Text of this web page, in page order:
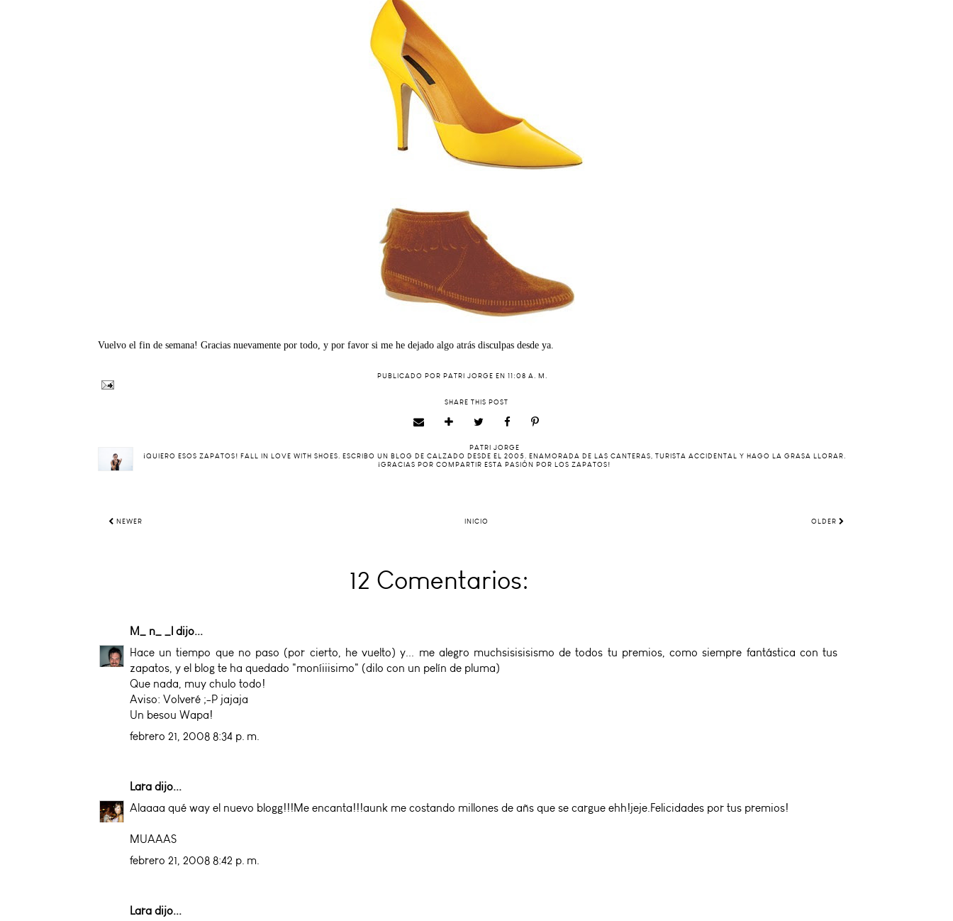
Vuelvo el fin de semana! Gracias nuevamente por todo, y por favor si me he dejado algo atrás disculpas desde ya.
PUBLICADO POR PATRI JORGE EN 11:08 A. M.
SHARE THIS POST
PATRI JORGE
¡QUIERO ESOS ZAPATOS! FALL IN LOVE WITH SHOES. ESCRIBO UN BLOG DE CALZADO DESDE EL 2005. ENAMORADA DE LAS CANTERAS, TURISTA ACCIDENTAL Y HAGO LA GRASA LLORAR.
¡GRACIAS POR COMPARTIR ESTA PASIÓN POR LOS ZAPATOS!
NEWER INICIO OLDER
12 Comentarios:
M_ n_ _l dijo...
Hace un tiempo que no paso (por cierto, he vuelto) y... me alegro muchsisisisismo de todos tu premios, como siempre fantástica con tus
zapatos, y el blog te ha quedado "moníiiisimo" (dilo con un pelín de pluma)
Que nada, muy chulo todo!
Aviso: Volveré ;-P jajaja
Un besou Wapa!
febrero 21, 2008 8:34 p. m.
Lara dijo...
Alaaaa qué way el nuevo blogg!!!Me encanta!!!aunk me costando millones de añs que se cargue ehh!jeje.Felicidades por tus premios!
MUAAAS
febrero 21, 2008 8:42 p. m.
Lara dijo...